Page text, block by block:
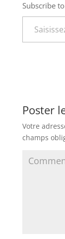
Subscribe
Saisissez votre adresse e-mail…
Poster
Votre
champs